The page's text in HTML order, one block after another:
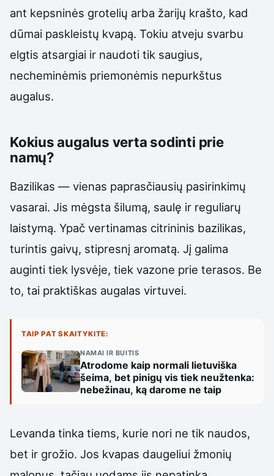
ant kepsninės grotelių arba žarijų krašto, kad
dūmai paskleistų kvapą. Tokiu atveju svarbu
elgtis atsargiai ir naudoti tik saugius,
necheminėmis priemonėmis nepurkštus
augalus.
Kokius augalus verta sodinti prie
namų?
Bazilikas — vienas paprasčiausių pasirinkimų
vasarai. Jis mėgsta šilumą, saulę ir reguliarų
laistymą. Ypač vertinamas citrininis bazilikas,
turintis gaivų, stipresnį aromatą. Jį galima
auginti tiek lysvėje, tiek vazone prie terasos. Be
to, tai praktiškas augalas virtuvei.
TAIP PAT SKAITYKITE:
NAMAI IR BUITIS
Atrodome kaip normali lietuviška
šeima, bet pinigų vis tiek neužtenka:
nebežinau, ką darome ne taip
Levanda tinka tiems, kurie nori ne tik naudos,
bet ir grožio. Jos kvapas daugeliui žmonių